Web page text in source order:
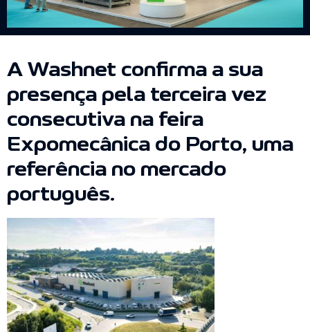
A Washnet confirma a sua
presença pela terceira vez
consecutiva na feira
Expomecânica do Porto, uma
referência no mercado
português.